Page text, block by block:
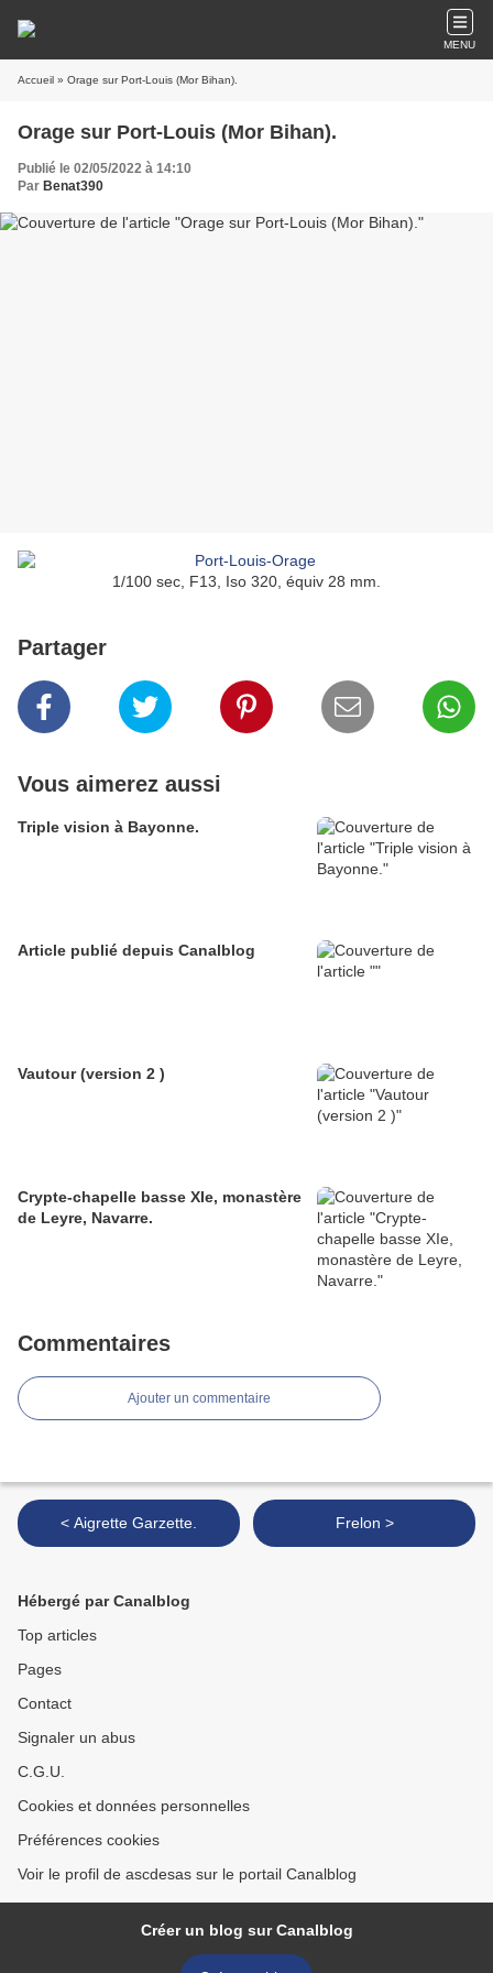
MENU
Accueil » Orage sur Port-Louis (Mor Bihan).
Orage sur Port-Louis (Mor Bihan).
Publié le 02/05/2022 à 14:10
Par Benat390
1/100 sec, F13, Iso 320, équiv 28 mm.
Partager
Vous aimerez aussi
Triple vision à Bayonne.
Article publié depuis Canalblog
Vautour (version 2 )
Crypte-chapelle basse XIe, monastère
de Leyre, Navarre.
Commentaires
Ajouter un commentaire
< Aigrette Garzette. Frelon >
Hébergé par Canalblog
Top articles
Pages
Contact
Signaler un abus
C.G.U.
Cookies et données personnelles
Préférences cookies
Voir le profil de ascdesas sur le portail Canalblog
Créer un blog sur Canalblog